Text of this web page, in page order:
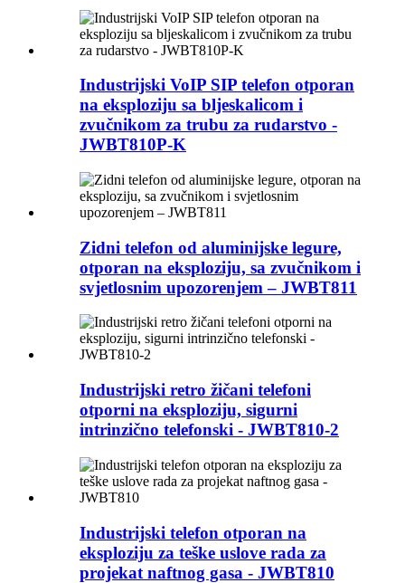
Industrijski VoIP SIP telefon otporan
na eksploziju sa bljeskalicom i
zvučnikom za trubu za rudarstvo -
JWBT810P-K
Zidni telefon od aluminijske legure,
otporan na eksploziju, sa zvučnikom i
svjetlosnim upozorenjem – JWBT811
Industrijski retro žičani telefoni
otporni na eksploziju, sigurni
intrinzično telefonski - JWBT810-2
Industrijski telefon otporan na
eksploziju za teške uslove rada za
projekat naftnog gasa - JWBT810